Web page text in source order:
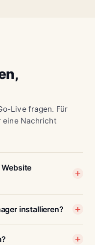
Live fragen. Für
eine Nachricht
installieren?